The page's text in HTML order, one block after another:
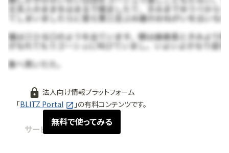
法人向け情報プラットフォーム
「BLITZ Portal 」の有料コンテンツです。
無料で使ってみる
サービス紹介